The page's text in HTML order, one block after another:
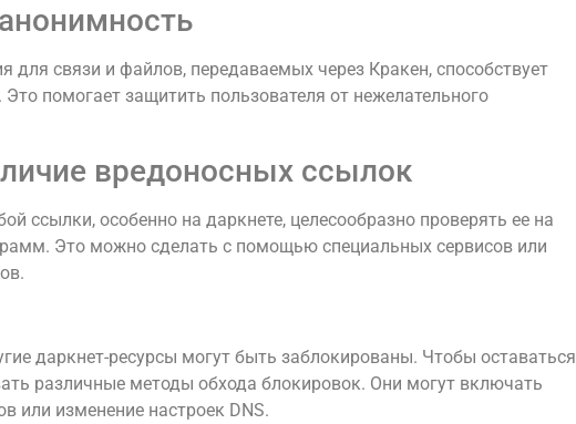
для связи и файлов, передаваемых через Кракен, способствует
помогает защитить пользователя от нежелательного
вредоносных ссылок
ссылки, особенно на даркнете, целесообразно проверять ее на
Это можно сделать с помощью специальных сервисов или
даркнет-ресурсы могут быть заблокированы. Чтобы оставаться
различные методы обхода блокировок. Они могут включать
или изменение настроек DNS.